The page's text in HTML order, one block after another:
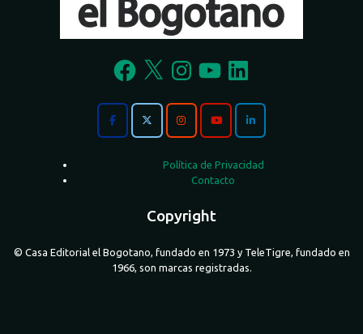
Facebook
X InstagramYouTubeLinkedIn
Política de Privacidad
Contacto
Copyright
© Casa Editorial el Bogotano, fundado en 1973 y TeleTigre, fundado en
1966, son marcas registradas.